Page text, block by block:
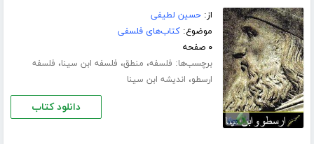
از:حسین لطیفى
موضوع:کتاب‌های فلسفی
۰ صفحه
برچسب‌ها: فلسفه، منطق، فلسفه ابن سینا، فلسفه
ارسطو، اندیشه ابن سینا
دانلود کتاب